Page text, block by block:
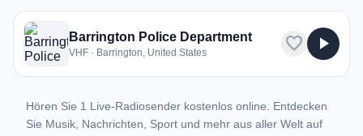
1 Radiosender aus Barrington
Barrington Police Department
VHF · Barrington, United States favorite play_arrow
Hören Sie 1 Live-Radiosender kostenlos online. Entdecken
Sie Musik, Nachrichten, Sport und mehr aus aller Welt auf